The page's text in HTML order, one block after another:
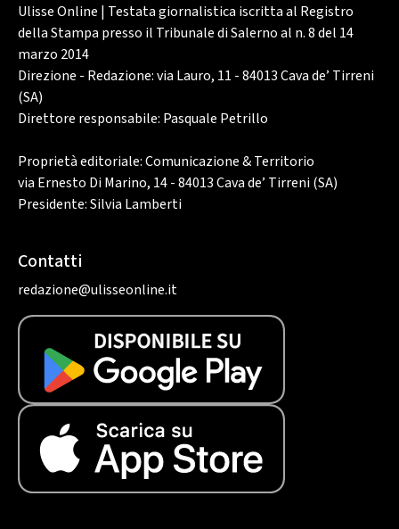
Ulisse Online | Testata giornalistica iscritta al Registro
della Stampa presso il Tribunale di Salerno al n. 8 del 14
marzo 2014
Direzione - Redazione: via Lauro, 11 - 84013 Cava de’ Tirreni
(SA)
Direttore responsabile: Pasquale Petrillo
Proprietà editoriale: Comunicazione & Territorio
via Ernesto Di Marino, 14 - 84013 Cava de’ Tirreni (SA)
Presidente: Silvia Lamberti
Contatti
redazione@ulisseonline.it